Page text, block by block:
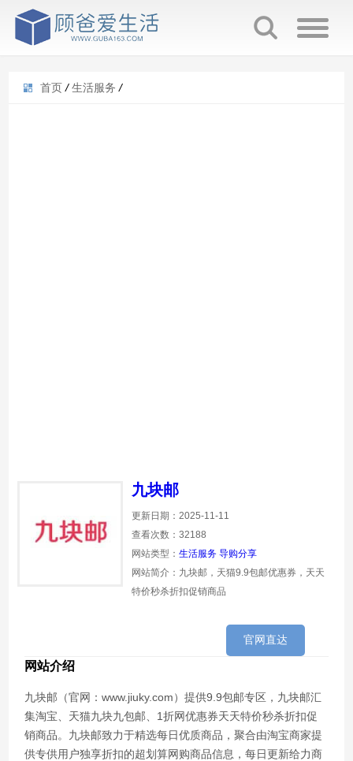
首页 / 生活服务 /
九块邮
更新日期：2025-11-11
查看次数：32188
网站类型：生活服务 导购分享
网站简介：九块邮，天猫9.9包邮优惠券，天天
特价秒杀折扣促销商品
官网直达
网站介绍
九块邮（官网：www.jiuky.com）提供9.9包邮专区，九块邮汇
集淘宝、天猫九块九包邮、1折网优惠券天天特价秒杀折扣促
销商品。九块邮致力于精选每日优质商品，聚合由淘宝商家提
供专供用户独享折扣的超划算网购商品信息，每日更新给力商